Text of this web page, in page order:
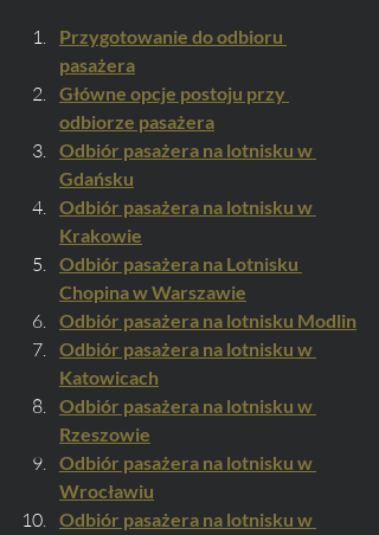
Przygotowanie do odbioru
pasażera
Główne opcje postoju przy
odbiorze pasażera
Odbiór pasażera na lotnisku w
Gdańsku
Odbiór pasażera na lotnisku w
Krakowie
Odbiór pasażera na Lotnisku
Chopina w Warszawie
Odbiór pasażera na lotnisku Modlin
Odbiór pasażera na lotnisku w
Katowicach
Odbiór pasażera na lotnisku w
Rzeszowie
Odbiór pasażera na lotnisku w
Wrocławiu
Odbiór pasażera na lotnisku w